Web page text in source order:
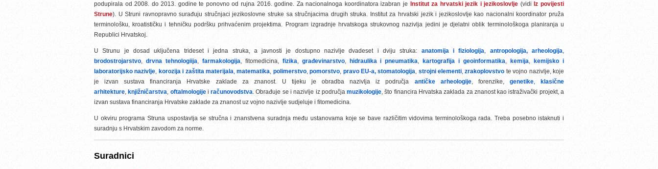
podupirala od 2008. do 2013. godine te ponovno od rujna 2016. godine. Za nacionalnoga koordinatora izabran je Institut za hrvatski jezik i jezikoslovlje (vidi Iz povijesti
Strune). U Struni ravnopravno surađuju stručnjaci jezikoslovne struke sa stručnjacima drugih struka. Institut za hrvatski jezik i jezikoslovlje kao nacionalni koordinator pruža
terminološku, kroatističku i tehničku podršku prihvaćenim projektima. Program izgradnje hrvatskoga strukovnog nazivlja jedini je djelatni oblik terminološkoga planiranja u
Republici Hrvatskoj.
U Strunu je dosad uključena trideset i jedna struka, a javnosti je dostupno nazivlje dvadeset i dviju struka: anatomija i fiziologija, antropologija,arheologija,
brodostrojarstvo, drvna tehnologiija, farmakologija, fitomedicina, fizika, građevinarstvo, hidraulika i pneumatika, kartografija i geoinformatika, kemija,
kemijsko i
laboratorijsko nazivlje, korozija i zaštita materijala,matematika, polimerstvo,pomorstvo, pravo EU-a,stomatologija, strojni elementi,zrakoplovstvo te vojno nazivlje, koje
je izvan sustava financiranja Hrvatske zaklade za znanost. U tijeku je obradba nazivlja iz područja antičke arheologije, forenzike, genetike,
klasične
arhitekture, knjižničarstva, oftalmologijeiračunovodstva. Obrađuje se i nazivlje iz područjamuzikologije, što financira Hrvatska zaklada za znanost kao istraživački projekt, a
izvan sustava financiranja Hrvatske zaklade za znanost uz vojno nazivlje sudjeluje i fitomedicina.
U okviru programa Struna uspostavlja se stručna i znanstvena suradnja među ustanovama koje se bave različitim vidovima terminološkoga rada. Treba posebno istaknuti i
suradnju s Hrvatskim zavodom za norme.
Suradnici